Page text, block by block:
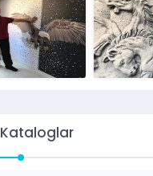
Kataloglar